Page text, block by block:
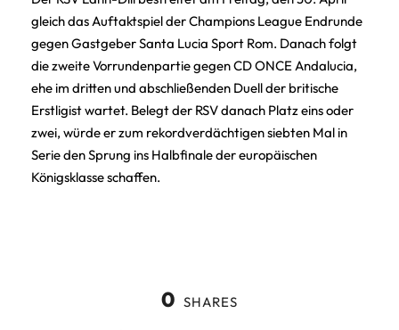
gleich das Auftaktspiel der Champions League Endrunde
gegen Gastgeber Santa Lucia Sport Rom. Danach folgt
die zweite Vorrundenpartie gegen CD ONCE Andalucia,
ehe im dritten und abschließenden Duell der britische
Erstligist wartet. Belegt der RSV danach Platz eins oder
zwei, würde er zum rekordverdächtigen siebten Mal in
Serie den Sprung ins Halbfinale der europäischen
Königsklasse schaffen.
0 SHARES